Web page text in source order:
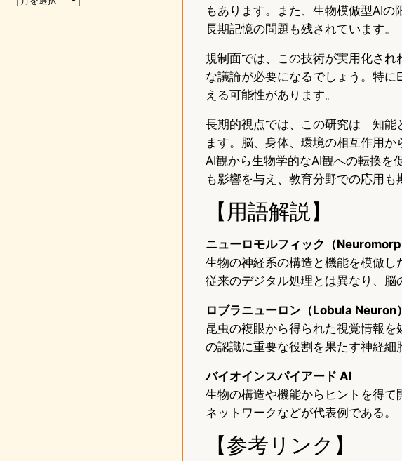
もあります。また、生物模倣型AI
長期記憶の問題も残されています。
規制面では、この技術が実用化さ
な議論が必要になるでしょう。特
える可能性があります。
長期的視点では、この研究は「知
ます。脳、身体、環境の相互作用
AI観から生物学的なAI観への転換を
も影響を与え、教育分野での応用も
【用語解説】
ニューロモルフィック（
生物の神経系の構造と機能を模倣し
従来のデジタル処理とは異なり、脳
ロブラニューロン（Lobula Neuron）
昆虫の複眼から得られた視覚情報
の認識に重要な役割を果たす神経細
バイオインスパイアード AI
生物の構造や機能からヒントを得
ネットワークなどが代表例である。
【参考リンク】